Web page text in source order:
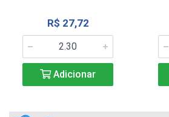
R$ 27,72
Adicionar